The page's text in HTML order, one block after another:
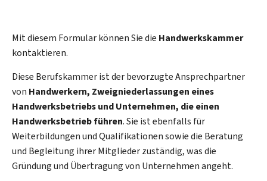
Mit diesem Formular können Sie die Handwerkskammer
kontaktieren.
Diese Berufskammer ist der bevorzugte Ansprechpartner
von Handwerkern, Zweigniederlassungen eines
Handwerksbetriebs und Unternehmen, die einen
Handwerksbetrieb führen. Sie ist ebenfalls für
Weiterbildungen und Qualifikationen sowie die Beratung
und Begleitung ihrer Mitglieder zuständig, was die
Gründung und Übertragung von Unternehmen angeht.